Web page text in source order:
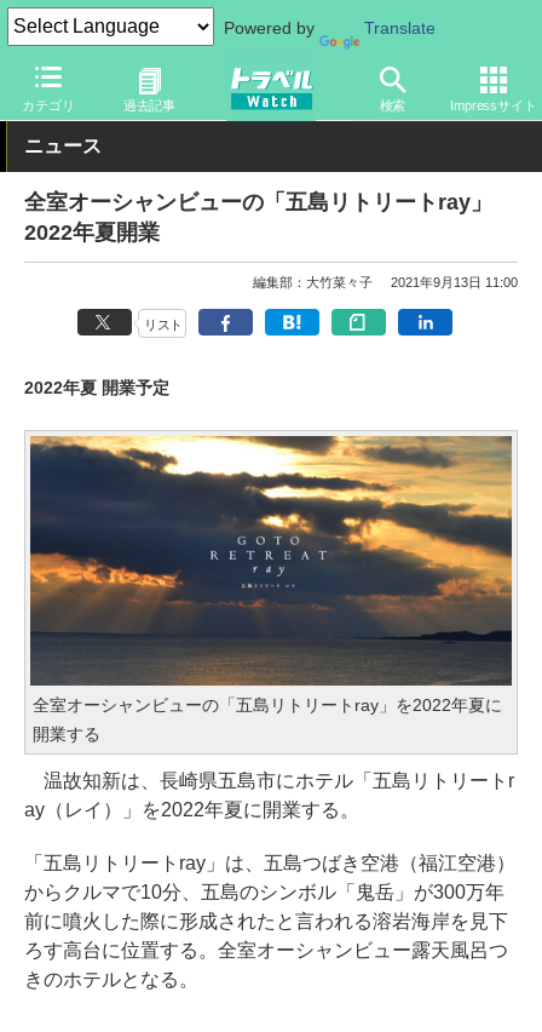
Powered by Translate
カテゴリ 過去記事 検索 Impressサイト
トラベル Watch 地域 国内旅行 九州
ニュース
全室オーシャンビューの「五島リトリートray」
2022年夏開業
編集部：大竹菜々子 2021年9月13日 11:00
リスト
2022年夏 開業予定
全室オーシャンビューの「五島リトリートray」を2022年夏に
開業する
温故知新は、長崎県五島市にホテル「五島リトリートr
ay（レイ）」を2022年夏に開業する。
「五島リトリートray」は、五島つばき空港（福江空港）
からクルマで10分、五島のシンボル「鬼岳」が300万年
前に噴火した際に形成されたと言われる溶岩海岸を見下
ろす高台に位置する。全室オーシャンビュー露天風呂つ
きのホテルとなる。